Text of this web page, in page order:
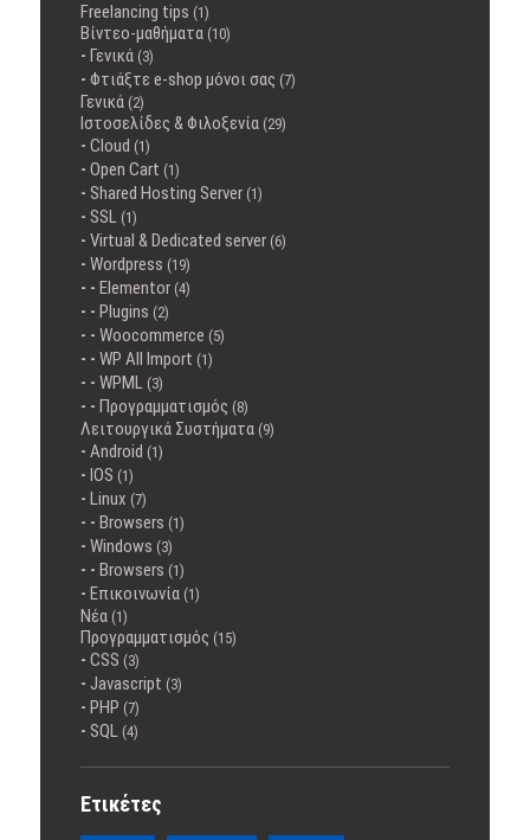
Freelancing tips (1)
Βίντεο-μαθήματα (10)
Γενικά (3)
Φτιάξτε e-shop μόνοι σας (7)
Γενικά (2)
Ιστοσελίδες & Φιλοξενία (29)
Cloud (1)
Open Cart (1)
Shared Hosting Server (1)
SSL (1)
Virtual & Dedicated server (6)
Wordpress (19)
Elementor (4)
Plugins (2)
Woocommerce (5)
WP All Import (1)
WPML (3)
Προγραμματισμός (8)
Λειτουργικά Συστήματα (9)
Android (1)
IOS (1)
Linux (7)
Browsers (1)
Windows (3)
Browsers (1)
Επικοινωνία (1)
Νέα (1)
Προγραμματισμός (15)
CSS (3)
Javascript (3)
PHP (7)
SQL (4)
Ετικέτες